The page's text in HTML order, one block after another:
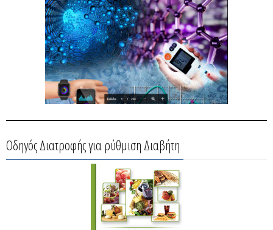
Οδηγός Διατροφής για ρύθμιση Διαβήτη